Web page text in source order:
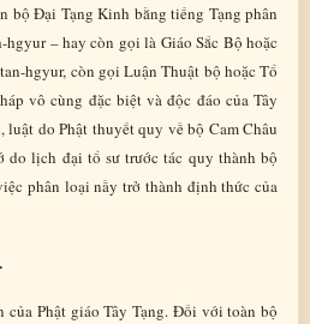
bộ Đại Tạng Kinh bằng tiếng Tạng phân
– hay còn gọi là Giáo Sắc Bộ hoặc
hgyur, còn gọi Luận Thuật bộ hoặc Tổ
vô cùng đặc biệt và độc đáo của Tây
do Phật thuyết quy về bộ Cam Châu
do lịch đại tổ sư trước tác quy thành bộ
phân loại nầy trở thành định thức của
Phật giáo Tây Tạng. Đối với toàn bộ